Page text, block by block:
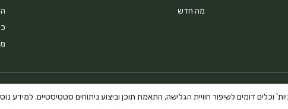
מה חדש
דומים לשיפור חוויית הגלישה, התאמת תוכן וביצוע ניתוחים סטטיסטיים. למידע